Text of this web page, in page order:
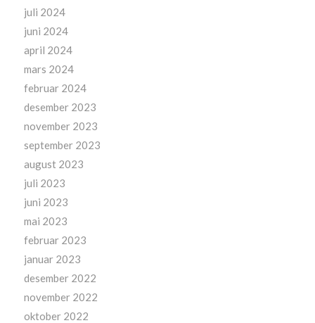
juli 2024
juni 2024
april 2024
mars 2024
februar 2024
desember 2023
november 2023
september 2023
august 2023
juli 2023
juni 2023
mai 2023
februar 2023
januar 2023
desember 2022
november 2022
oktober 2022